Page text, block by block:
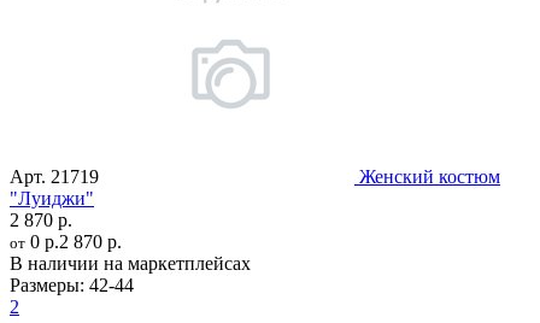
Арт. 21719
Женский костюм
"Луиджи"
2 870 р.
от 0 р.2 870 р.
В наличии на маркетплейсах
Размеры: 42-44
2